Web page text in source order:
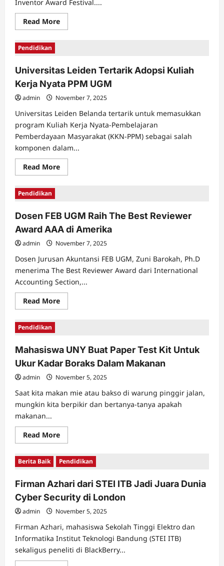
Inventor Award Festival....
Read MoreRead
more
mahasiswa
UGM
bikin
sensor
deteksi
di
landasan
pacu
bandara
Pendidikan
Universitas Leiden Tertarik Adopsi Kuliah
Kerja Nyata PPM UGM
admin November 7, 2025
Universitas Leiden Belanda tertarik untuk memasukkan
program Kuliah Kerja Nyata-Pembelajaran
Pemberdayaan Masyarakat (KKN-PPM) sebagai salah
komponen dalam...
Read MoreRead
more
Kuliah
Kerja
Nyata
PPM
UGM
Pendidikan
Dosen FEB UGM Raih The Best Reviewer
Award AAA di Amerika
admin November 7, 2025
Dosen Jurusan Akuntansi FEB UGM, Zuni Barokah, Ph.D
menerima The Best Reviewer Award dari International
Accounting Section,...
Read MoreRead
more
The
Best
Reviewer
Award
AAA
Amerika
Pendidikan
Mahasiswa UNY Buat Paper Test Kit Untuk
Ukur Kadar Boraks Dalam Makanan
admin November 5, 2025
Saat kita makan mie atau bakso di warung pinggir jalan,
mungkin kita berpikir dan bertanya-tanya apakah
makanan...
Read MoreRead
more
Mahasiswa
UNY
Buat
Test
Kit
Untuk
Ukur
Kadar
Dalam
Makanan
Berita Baik Pendidikan
Firman Azhari dari STEI ITB Jadi Juara Dunia
Cyber Security di London
admin November 5, 2025
Firman Azhari, mahasiswa Sekolah Tinggi Elektro dan
Informatika Institut Teknologi Bandung (STEI ITB)
sekaligus peneliti di BlackBerry...